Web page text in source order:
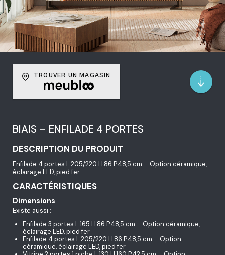
TROUVER UN MAGASIN
BIAIS – ENFILADE 4 PORTES
DESCRIPTION DU PRODUIT
Enfilade 4 portes L.205/220 H.86 P.48,5 cm – Option céramique,
éclairage LED, pied fer
CARACTÉRISTIQUES
Dimensions
Existe aussi :
Enfilade 3 portes L.165 H.86 P.48,5 cm – Option céramique,
éclairage LED, pied fer
Enfilade 4 portes L.205/220 H.86 P.48,5 cm – Option
céramique, éclairage LED, pied fer